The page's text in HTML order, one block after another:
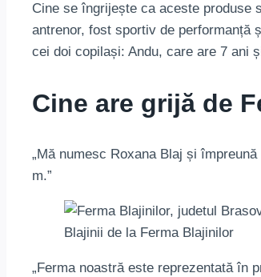
Cine se îngrijește ca aceste produse
antrenor, fost sportiv de performanță
cei doi copilași: Andu, care are 7 ani
Cine are grijă de
„Mă numesc Roxana Blaj și
m.”
Blajinii de la Ferma Blajinilor
„Ferma noastră este reprezentată în